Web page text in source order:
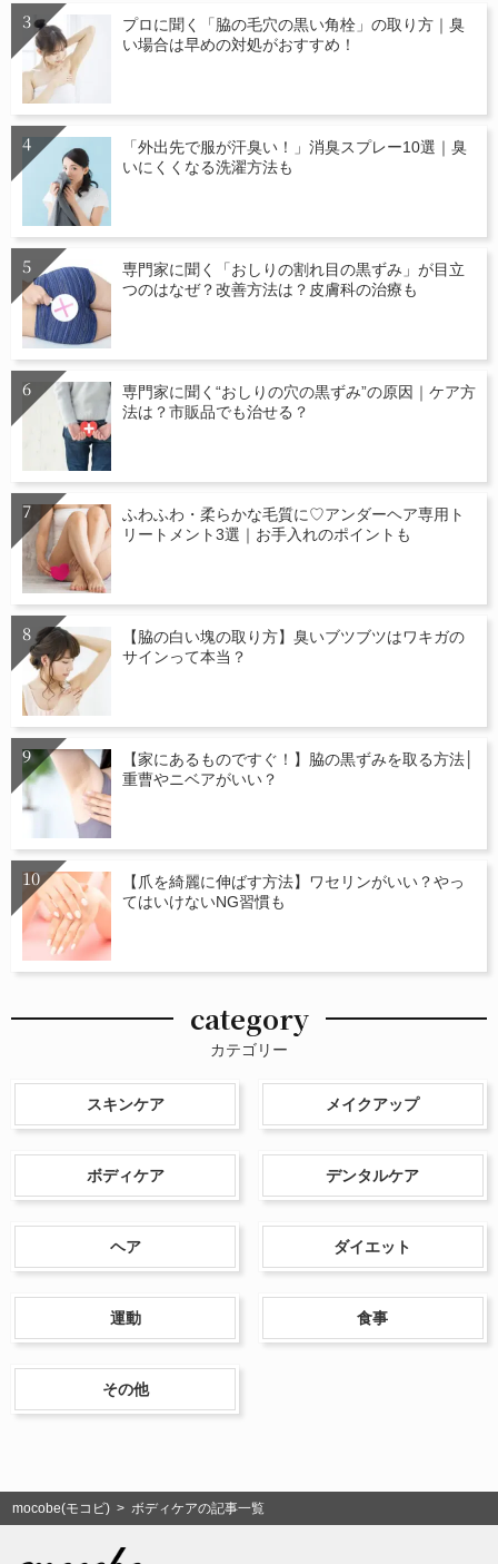
プロに聞く「脇の毛穴の黒い角栓」の取り方｜臭
い場合は早めの対処がおすすめ！
「外出先で服が汗臭い！」消臭スプレー10選｜臭
いにくくなる洗濯方法も
専門家に聞く「おしりの割れ目の黒ずみ」が目立
つのはなぜ？改善方法は？皮膚科の治療も
専門家に聞く“おしりの穴の黒ずみ”の原因｜ケア方
法は？市販品でも治せる？
ふわふわ・柔らかな毛質に♡アンダーヘア専用ト
リートメント3選｜お手入れのポイントも
【脇の白い塊の取り方】臭いブツブツはワキガの
サインって本当？
【家にあるものですぐ！】脇の黒ずみを取る方法│
重曹やニベアがいい？
【爪を綺麗に伸ばす方法】ワセリンがいい？やっ
てはいけないNG習慣も
category
カテゴリー
スキンケア メイクアップ
ボディケア デンタルケア
ヘア ダイエット
運動 食事
その他
mocobe(モコビ) > ボディケアの記事一覧